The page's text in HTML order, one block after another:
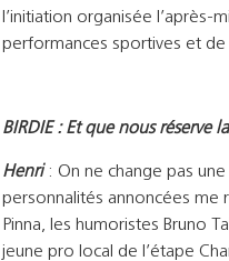
l’initiation organisée l’après-
performances sportives et de
BIRDIE : Et que nous réserve
Henri: On ne change pas
personnalités annoncées me
Pinna, les humoristes Bruno
jeune pro local de l’étape